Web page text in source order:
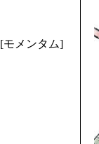
[モメンタム]